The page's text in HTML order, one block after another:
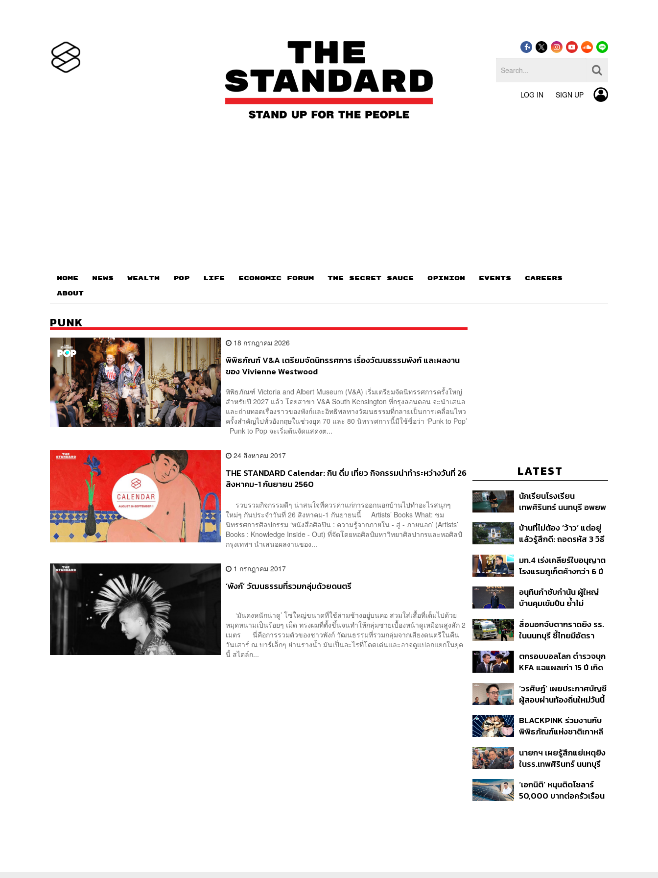
LOG IN SIGN UP
HOME NEWS WEALTH POP LIFE ECONOMIC FORUM THE SECRET SAUCE​ OPINION EVENTS CAREERS
ABOUT
PUNK
18 กรกฎาคม 2026
พิพิธภัณฑ์ V&A เตรียมจัดนิทรรศการ เรื่องวัฒนธรรมพังก์ และผลงาน
ของ Vivienne Westwood
พิพิธภัณฑ์ Victoria and Albert Museum (V&A) เริ่มเตรียมจัดนิทรรศการครั้งใหญ่
สำหรับปี 2027 แล้ว โดยสาขา V&A South Kensington ที่กรุงลอนดอน จะนำเสนอ
และถ่ายทอดเรื่องราวของพังก์และอิทธิพลทางวัฒนธรรมที่กลายเป็นการเคลื่อนไหว
ครั้งสำคัญไปทั่วอังกฤษในช่วงยุค 70 และ 80 นิทรรศการนี้มีใช้ชื่อว่า ‘Punk to Pop’
Punk to Pop จะเริ่มต้นจัดแสดงต...
24 สิงหาคม 2017
THE STANDARD Calendar: กิน ดื่ม เที่ยว กิจกรรมน่าทำระหว่างวันที่ 26
สิงหาคม-1 กันยายน 2560
รวบรวมกิจกรรมดีๆ น่าสนใจที่ควรค่าแก่การออกนอกบ้านไปทำอะไรสนุกๆ
ใหม่ๆ กันประจำวันที่ 26 สิงหาคม-1 กันยายนนี้ Artists’ Books What: ชม
นิทรรศการศิลปกรรม ‘หนังสือศิลปิน : ความรู้จากภายใน - สู่ - ภายนอก’ (Artists’
Books : Knowledge Inside - Out) ที่จัดโดยหอศิลป์มหาวิทยาศิลปากรและหอศิลป์
กรุงเทพฯ นำเสนอผลงานของ...
1 กรกฎาคม 2017
‘พังก์’ วัฒนธรรมที่รวมกลุ่มด้วยดนตรี
‘มันคงหนักน่าดู’ โซ่ใหญ่ขนาดที่ใช้ล่ามช้างอยู่บนคอ สวมใส่เสื้อที่เต็มไปด้วย
หมุดหนามเป็นร้อยๆ เม็ด ทรงผมที่ตั้งขึ้นจนทำให้กลุ่มชายเบื้องหน้าดูเหมือนสูงสัก 2
เมตร นี่คือการรวมตัวของชาวพังก์ วัฒนธรรมที่รวมกลุ่มจากเสียงดนตรีในคืน
วันเสาร์ ณ บาร์เล็กๆ ย่านรางน้ำ มันเป็นอะไรที่โดดเด่นและอาจดูแปลกแยกในยุค
นี้ สไตล์ก...
LATEST
นักเรียนโรงเรียน
เทพศิรินทร์ นนทบุรี อพยพ
ชั่วคราว หลังเหตุใช้อาวุธ
ปืนภายในโรงเรียน
บ้านที่ไม่ต้อง ‘ว้าว’ แต่อยู่
แล้วรู้สึกดี: ถอดรหัส 3 วิธี
Well-Being ในทุกวัน
มท.4 เร่งเคลียร์ใบอนุญาต
โรงแรมภูเก็ตค้างกว่า 6 ปี
โมเดลแก้ทั้งประเทศ
อนุทินกำชับกำนัน ผู้ใหญ่
บ้านคุมเข้มปืน ย้ำไม่
หน้าที่พกปืนออกนอก
เคหสถาน หวั่นพฤติกรรม
เกิดเหตุ
สื่อนอกจับตากราดยิง รร.
ในนนทบุรี ชี้ไทยมีอัตรา
ต้นของภูมิภาค
ตกรอบบอลโลก ตำรวจบุก
KFA แฉแผลเก่า 15 ปี เกิด
เกาหลีใต้?
‘วรศิษฎ์’ เผยประกาศบัญชี
ผู้สอบผ่านท้องถิ่นใหม่วันนี้
5,925 ราย เริ่ม ต.ค.
BLACKPINK ร่วมงานกับ
พิพิธภัณฑ์แห่งชาติเกาหลี
10 ปีการเดบิวต์
นายกฯ เผยรู้สึกแย่เหตุยิง
ในรร.เทพศิรินทร์ นนทบุรี
เหตุรัฐไม่ต่อใบอนุญาตพก
พา-ครอบครองปืน
‘เอกนิติ’ หนุนติดโซลาร์
50,000 บาทต่อครัวเรือน